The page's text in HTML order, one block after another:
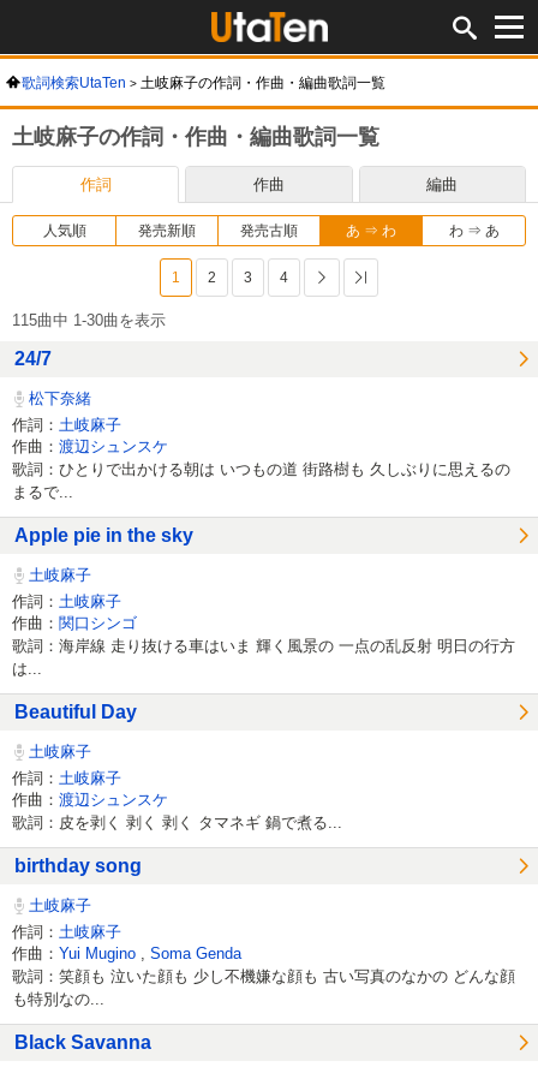
歌詞検索UtaTen 土岐麻子の作詞・作曲・編曲歌詞一覧
土岐麻子の作詞・作曲・編曲歌詞一覧
作詞 作曲 編曲
人気順 発売新順 発売古順 あ ⇒ わ わ ⇒ あ
1 2 3 4 次へ
115曲中 1-30曲を表示
24/7
松下奈緒
作詞： 土岐麻子
作曲： 渡辺シュンスケ
歌詞：ひとりで出かける朝は いつもの道 街路樹も 久しぶりに思えるの
まるで...
Apple pie in the sky
土岐麻子
作詞： 土岐麻子
作曲： 関口シンゴ
歌詞：海岸線 走り抜ける車はいま 輝く風景の 一点の乱反射 明日の行方
は...
Beautiful Day
土岐麻子
作詞： 土岐麻子
作曲： 渡辺シュンスケ
歌詞：皮を剥く 剥く 剥く タマネギ 鍋で煮る...
birthday song
土岐麻子
作詞： 土岐麻子
作曲： Yui Mugino Soma Genda
歌詞：笑顔も 泣いた顔も 少し不機嫌な顔も 古い写真のなかの どんな顔
も特別なの...
Black Savanna